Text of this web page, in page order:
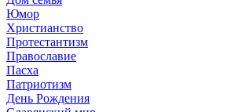
Юмор
Христианство
Протестантизм
Православие
Пасха
Патриотизм
День Рождения